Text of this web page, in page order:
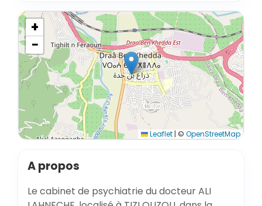
+
−
Leaflet | © OpenStreetMap
A propos
Le cabinet de psychiatrie du docteur ALI